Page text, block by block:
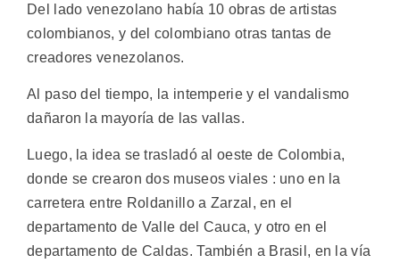
Del lado venezolano había 10 obras de artistas
colombianos, y del colombiano otras tantas de
creadores venezolanos.
Al paso del tiempo, la intemperie y el vandalismo
dañaron la mayoría de las vallas.
Luego, la idea se trasladó al oeste de Colombia,
donde se crearon dos museos viales : uno en la
carretera entre Roldanillo a Zarzal, en el
departamento de Valle del Cauca, y otro en el
departamento de Caldas. También a Brasil, en la vía